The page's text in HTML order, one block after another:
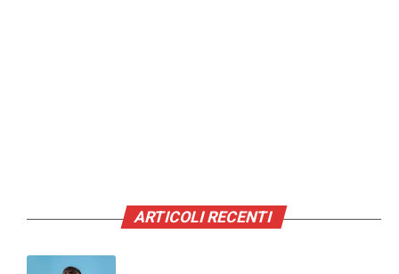
ARTICOLI RECENTI